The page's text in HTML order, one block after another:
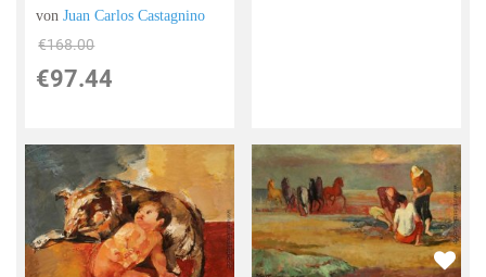
vonJuan Carlos Castagnino
€168.00
€97.44